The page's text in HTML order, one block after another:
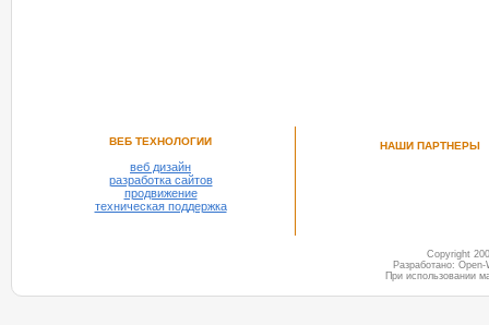
ВЕБ ТЕХНОЛОГИИ
веб дизайн
разработка сайтов
продвижение
техническая поддержка
НАШИ ПАРТНЕРЫ
Copyright
Разработано:
При использовании